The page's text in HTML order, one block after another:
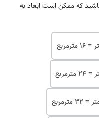
که ممکن است ابعاد به